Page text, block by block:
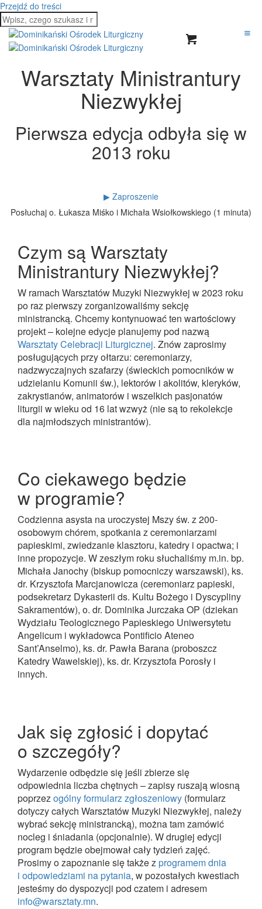
Przejdź do treści
Warsztaty Ministrantury
Niezwykłej
Pierwsza edycja odbyła się w
2013 roku
▶ Zaproszenie
Posłuchaj o. Łukasza Miśko i Michała Wsiołkowskiego (1 minuta)
Czym są Warsztaty
Ministrantury Niezwykłej?
W ramach Warsztatów Muzyki Niezwykłej w 2023 roku
po raz pierwszy zorganizowaliśmy sekcję
ministrancką. Chcemy kontynuować ten wartościowy
projekt – kolejne edycje planujemy pod nazwą
Warsztaty Celebracji Liturgicznej. Znów zaprosimy
posługujących przy ołtarzu: ceremoniarzy,
nadzwyczajnych szafarzy (świeckich pomocników w
udzielaniu Komunii św.), lektorów i akolitów, kleryków,
zakrystianów, animatorów i wszelkich pasjonatów
liturgii w wieku od 16 lat wzwyż (nie są to rekolekcje
dla najmłodszych ministrantów).
Co ciekawego będzie
w programie?
Codzienna asysta na uroczystej Mszy św. z 200-
osobowym chórem, spotkania z ceremoniarzami
papieskimi, zwiedzanie klasztoru, katedry i opactwa; i
inne propozycje. W zeszłym roku słuchaliśmy m.in. bp.
Michała Janochy (biskup pomocniczy warszawski), ks.
dr. Krzysztofa Marcjanowicza (ceremoniarz papieski,
podsekretarz Dykasterii ds. Kultu Bożego i Dyscypliny
Sakramentów), o. dr. Dominika Jurczaka OP (dziekan
Wydziału Teologicznego Papieskiego Uniwersytetu
Angelicum i wykładowca Pontificio Ateneo
Sant’Anselmo), ks. dr. Pawła Barana (proboszcz
Katedry Wawelskiej), ks. dr. Krzysztofa Porosły i
innych.
Jak się zgłosić i dopytać
o szczegóły?
Wydarzenie odbędzie się jeśli zbierze się
odpowiednia liczba chętnych – zapisy ruszają wiosną
poprzezogólny formularz zgłoszeniowy (formularz
dotyczy całych Warsztatów Muzyki Niezwykłej, należy
wybrać sekcję ministrancką), można tam zamówić
nocleg i śniadania (opcjonalnie). W drugiej edycji
program będzie obejmował cały tydzień zajęć.
Prosimy o zapoznanie się także zprogramem dnia
i odpowiedziami na pytania, w pozostałych kwestiach
jesteśmy do dyspozycji pod czatem i adresem
info@warsztaty.mn.